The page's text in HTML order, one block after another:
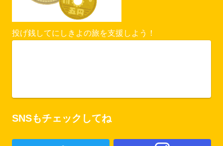
投げ銭してにしきよの旅を支援しよう！
SNSもチェックしてね